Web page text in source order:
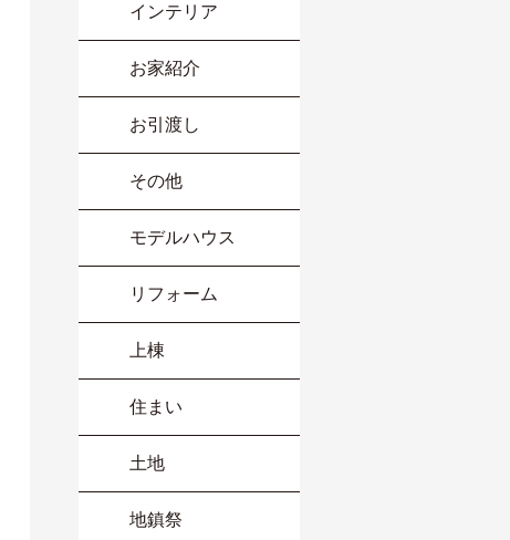
インテリア
お家紹介
お引渡し
その他
モデルハウス
リフォーム
上棟
住まい
土地
地鎮祭